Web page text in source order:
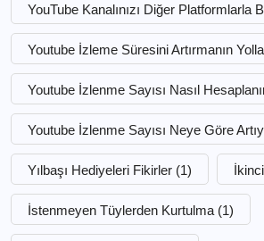
YouTube Kanalınızı Diğer Platformlarla
Youtube İzleme Süresini Artırmanın
Youtube İzlenme Sayısı Nasıl
Youtube İzlenme Sayısı Neye Göre
Yılbaşı Hediyeleri Fikirler (1)
İstenmeyen Tüylerden Kurtulma (1)